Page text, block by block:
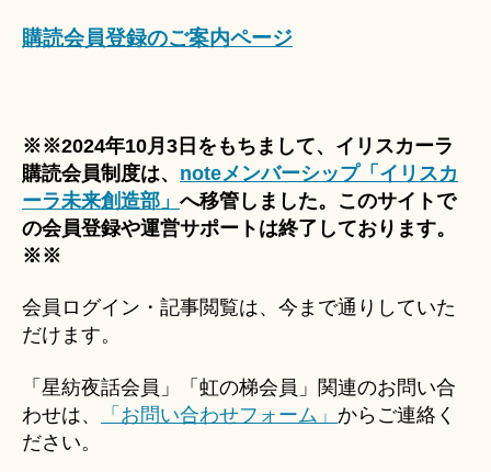
購読会員登録のご案内ページ
※※2024年10月3日をもちまして、イリスカーラ
購読会員制度は、 noteメンバーシップ「イリスカ
ーラ未来創造部」 へ移管しました。このサイトで
の会員登録や運営サポートは終了しております。
※※
会員ログイン・記事閲覧は、今まで通りしていた
だけます。
「星紡夜話会員」「虹の梯会員」関連のお問い合
わせは、
「お問い合わせフォーム」 からご連絡く
ださい。